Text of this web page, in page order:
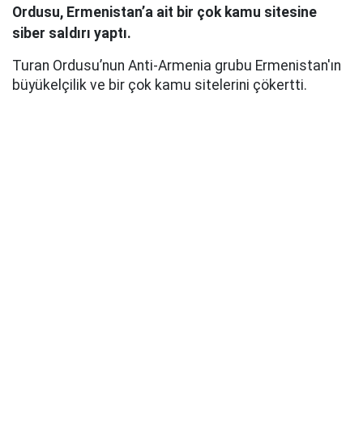
Ordusu, Ermenistan’a ait bir çok kamu sitesine
siber saldırı yaptı.
Turan Ordusu’nun Anti-Armenia grubu Ermenistan'ın
büyükelçilik ve bir çok kamu sitelerini çökertti.